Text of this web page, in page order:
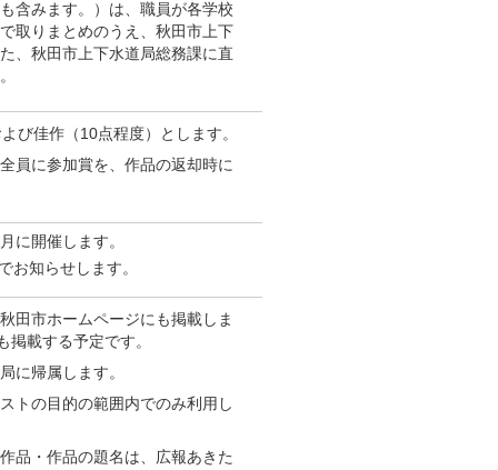
含みます。）は、職員が各学校
取りまとめのうえ、秋田市上下
、秋田市上下水道局総務課に直
び佳作（10点程度）とします。
員に参加賞を、作品の返却時に
に開催します。
お知らせします。
田市ホームページにも掲載しま
載する予定です。
に帰属します。
トの目的の範囲内でのみ利用し
品・作品の題名は、広報あきた